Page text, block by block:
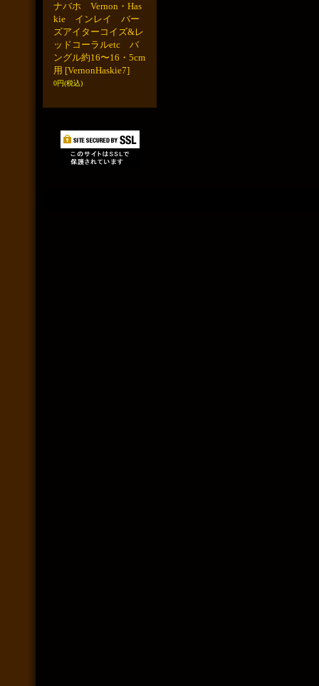
ナバホ Vernon・Has
kie インレイ バー
ズアイターコイズ&レ
ッドコーラルetc バ
ングル約16〜16・5cm
用 [VernonHaskie7]
0円(税込)